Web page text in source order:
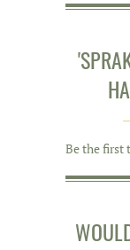
Be the first